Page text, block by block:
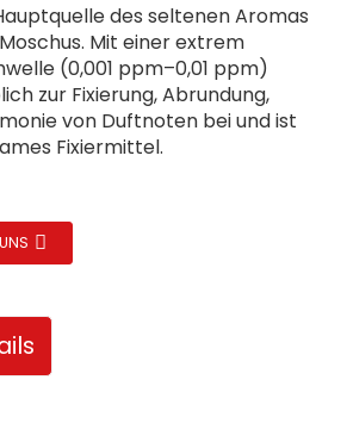
des seltenen Aromas
Mit einer extrem
(0,001 ppm–0,01 ppm)
zur Fixierung, Abrundung,
von Duftnoten bei und ist
Fixiermittel.